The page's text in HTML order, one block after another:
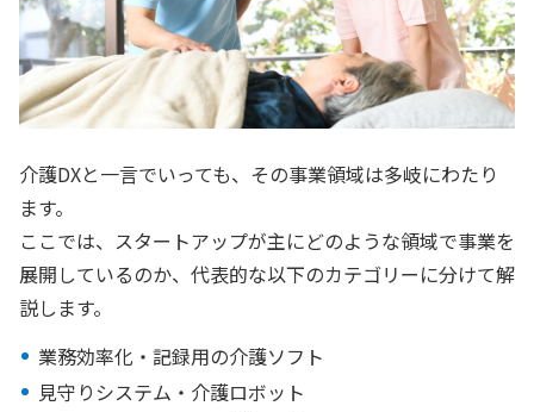
介護DXと一言でいっても、その事業領域は多岐にわたり
ます。
ここでは、スタートアップが主にどのような領域で事業を
展開しているのか、代表的な以下のカテゴリーに分けて解
説します。
業務効率化・記録用の介護ソフト
見守りシステム・介護ロボット